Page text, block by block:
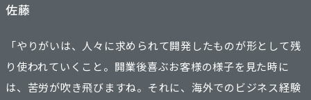
佐藤
「やりがいは、人々に求められて開発したものが形として残
り使われていくこと。開業後喜ぶお客様の様子を見た時に
は、苦労が吹き飛びますね。それに、海外でのビジネス経験